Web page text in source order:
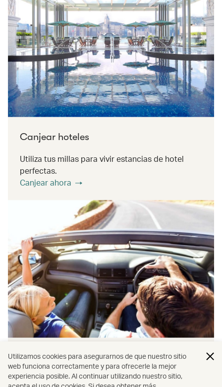
Canjear hoteles
Utiliza tus millas para vivir estancias de hotel
perfectas.
Canjear ahora
Alquiler de coches
Utiliza tus millas en transporte para crear un viaje
Utilizamos cookies para asegurarnos de que nuestro sitio
web funciona correctamente y para ofrecerle la mejor
experiencia posible. Al continuar utilizando nuestro sitio,